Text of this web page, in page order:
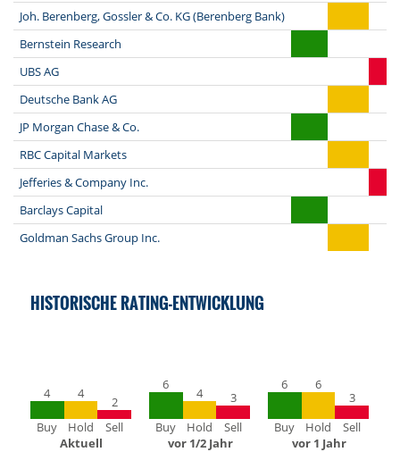
Joh. Berenberg, Gossler & Co. KG (Berenberg Bank)
Bernstein Research
UBS AG
Deutsche Bank AG
JP Morgan Chase & Co.
RBC Capital Markets
Jefferies & Company Inc.
Barclays Capital
Goldman Sachs Group Inc.
HISTORISCHE RATING-ENTWICKLUNG
4
Buy
4
Hold
2
Sell
Aktuell
6
Buy
4
Hold
3
Sell
vor 1/2 Jahr
6
Buy
6
Hold
3
Sell
vor 1 Jahr